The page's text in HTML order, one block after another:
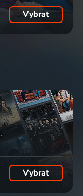
Vybrat
Vybrat